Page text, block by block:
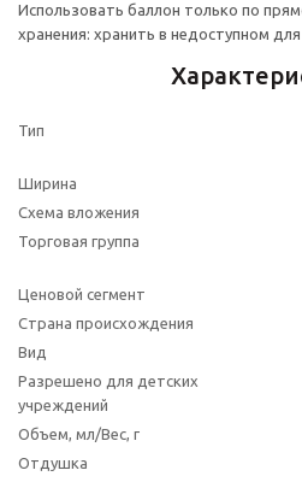
Использовать баллон только по
хранения: хранить в недоступном для
Тип
Ширина
Схема вложения
Торговая группа
Ценовой сегмент
Страна происхождения
Вид
Разрешено для детских
учреждений
Объем, мл/Вес, г
Отдушка